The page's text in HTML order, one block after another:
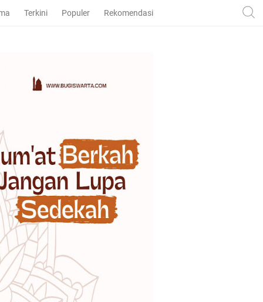
Terkini Populer Rekomendasi